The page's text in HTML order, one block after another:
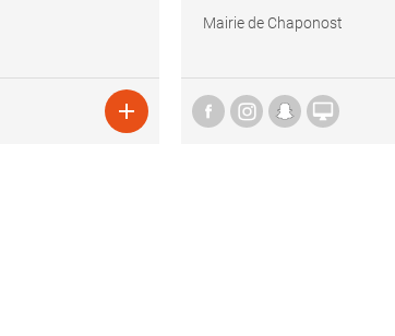

Mairie de Chaponost
